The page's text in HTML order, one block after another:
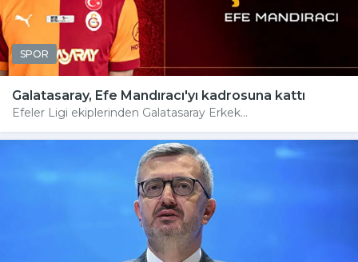
SPOR
Galatasaray, Efe Mandıracı'yı kadrosuna kattı
Efeler Ligi ekiplerinden Galatasaray Erkek...